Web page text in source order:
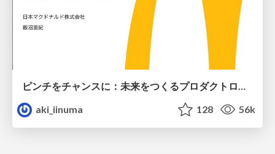
ピンチをチャンスに：未来をつくるプロダクトロードマップ #pmconf2020
aki_iinuma
128 56k